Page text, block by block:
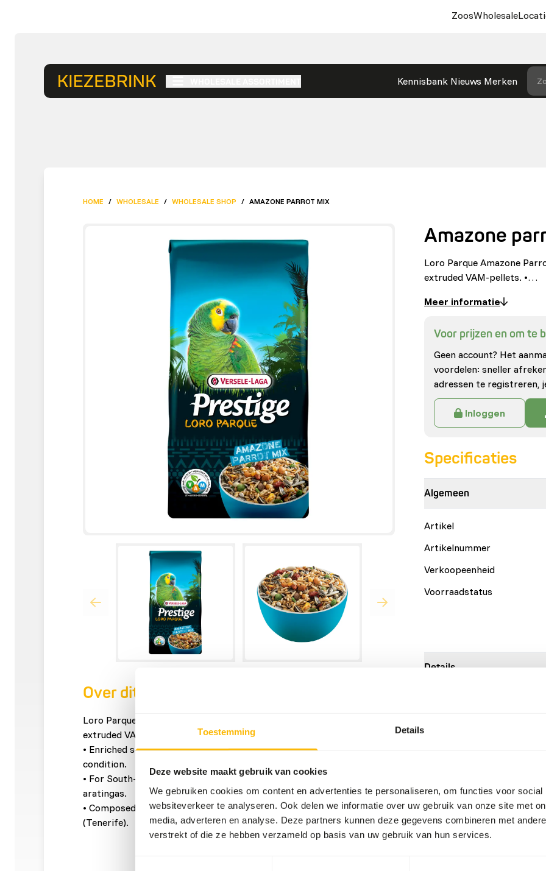
Toestemming Details
Deze website maakt gebruik van cookies
We gebruiken cookies om content en advertenties te personaliseren, om functies voor social
websiteverkeer te analyseren. Ook delen we informatie over uw gebruik van onze site met
media, adverteren en analyse. Deze partners kunnen deze gegevens combineren met
verstrekt of die ze hebben verzameld op basis van uw gebruik van hun services.
ZoosWholesale
Kennisbank Nieuws Merken
HOME / WHOLESALE / WHOLESALE SHOP / AMAZONE PARROT MIX
Over dit product
Loro Parque Amazone Parrot Mix is an enriched seed mixture with
extruded VAM-pellets.
• Enriched seed mixture: vitamins, amino acids & minerals = optimal
condition.
• For South-American parrots: amazons, pionusses, caiques, macaws,
aratingas.
• Composed in consultation with the scientific team of Loro Parque
(Tenerife).
Amazone
Loro Parque Amazone
extruded VAM-pellets. •…
Meer informatie
Voor prijzen en om te
Geen account? Het
voordelen: sneller
adressen te registreren,
Inloggen
Specificaties
Algemeen
Artikel
Artikelnummer
Verkoopeenheid
Voorraadstatus
Details
• Provide freely.
• Refresh regularly.
• Always supply fresh